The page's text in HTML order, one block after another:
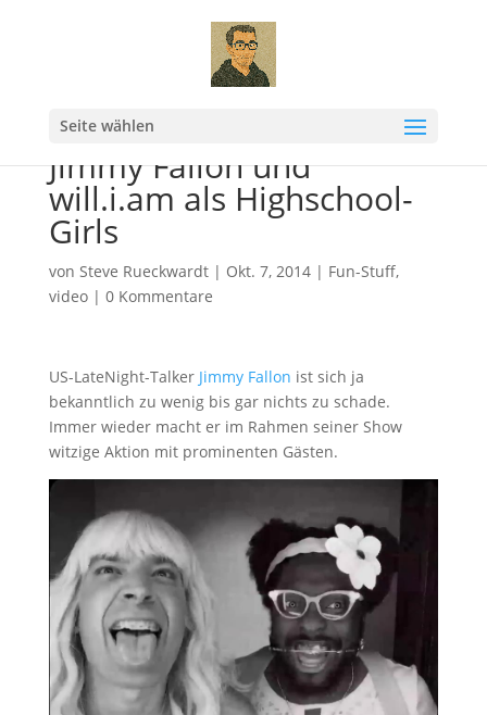
Seite wählen
Jimmy Fallon und
will.i.am als Highschool-
Girls
von Steve Rueckwardt| Okt. 7, 2014| Fun-Stuff,
video| 0 Kommentare
US-LateNight-Talker Jimmy Fallon ist sich ja
bekanntlich zu wenig bis gar nichts zu schade.
Immer wieder macht er im Rahmen seiner Show
witzige Aktion mit prominenten Gästen.